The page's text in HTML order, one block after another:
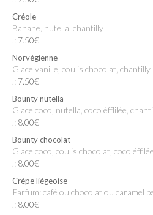
Créole
Banane, nutella, chantilly
.: 7.50€
Norvégienne
Glace vanille, coulis chocolat, chantilly
.: 7.50€
Bounty nutella
Glace coco, nutella, coco éfflilée,
.: 8.00€
Bounty chocolat
Glace coco, coulis chocolat, coco
.: 8.00€
Crèpe liégeoise
Parfum: café ou chocolat ou caramel
.: 8.00€